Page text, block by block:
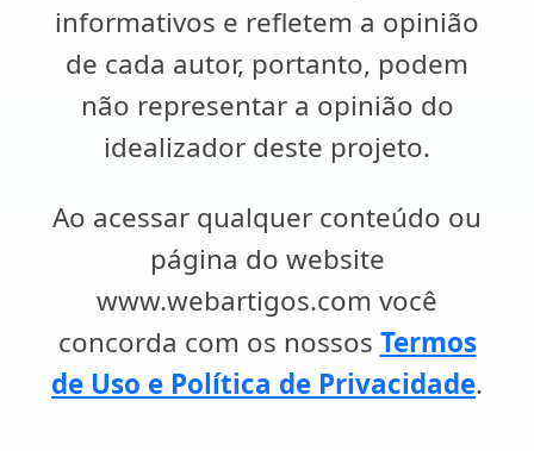
informativos e refletem a opinião
de cada autor, portanto, podem
não representar a opinião do
idealizador deste projeto.
Ao acessar qualquer conteúdo ou
página do website
www.webartigos.com você
concorda com os nossos Termos
de Uso e Política de Privacidade.